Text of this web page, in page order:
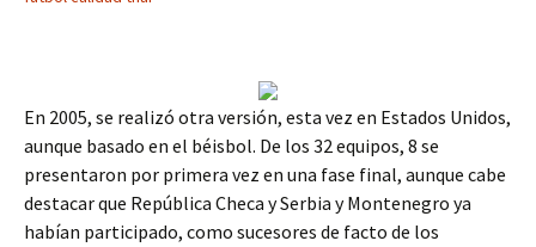
En 2005, se realizó otra versión, esta vez en Estados Unidos,
aunque basado en el béisbol. De los 32 equipos, 8 se
presentaron por primera vez en una fase final, aunque cabe
destacar que República Checa y Serbia y Montenegro ya
habían participado, como sucesores de facto de los